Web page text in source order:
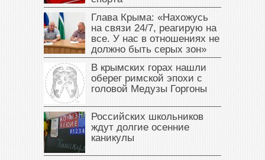
Глава Крыма: «Нахожусь
на связи 24/7, реагирую на
все. У нас в отношениях не
должно быть серых зон»
В крымских горах нашли
оберег римской эпохи с
головой Медузы Горгоны
Российских школьников
ждут долгие осенние
каникулы